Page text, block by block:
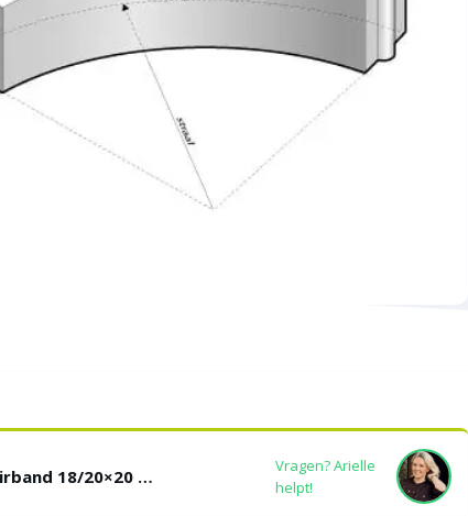
Trottoirband 18/20×20 Bocht R=0,5 uitwendig
Vragen? Arielle
helpt!